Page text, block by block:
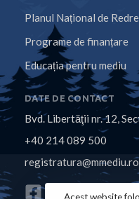
Planul Național de
Programe de finanțare
Educația pentru mediu
DATE DE CONTACT
Bvd. Libertăţii nr. 12,
+40 214 089 500
registratura@mmediu.ro